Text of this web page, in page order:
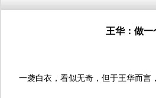
王华：做一
一袭白衣，看似无奇，但于王华而言